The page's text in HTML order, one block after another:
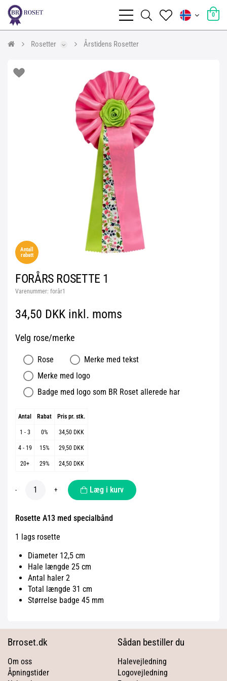
0
Rosetter Årstidens Rosetter
Antall
rabatt
FORÅRS ROSETTE 1
Varenummer: forår1
34,50 DKK inkl. moms
Velg rose/merke
Rose
Merke med tekst
Merke med logo
Badge med logo som BR Roset allerede har
Antal Rabat Pris pr. stk.
1 - 3 0% 34,50 DKK
4 - 19 15% 29,50 DKK
20+ 29% 24,50 DKK
- + Læg i kurv
Rosette A13 med specialbånd
1 lags rosette
Diameter 12,5 cm
Hale længde 25 cm
Antal haler 2
Total længde 31 cm
Størrelse badge 45 mm
Brroset.dk
Om oss
Åpningstider
Sådan bestiller du
Halevejledning
Logovejledning